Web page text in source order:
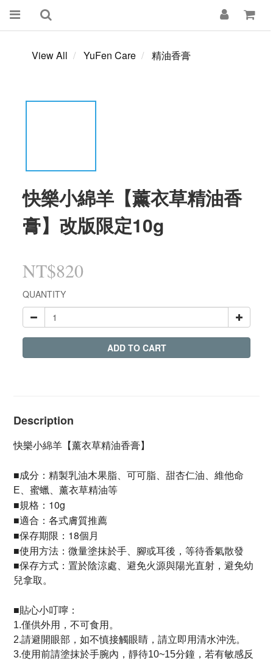
View All YuFen Care 精油香膏
快樂小綿羊【薰衣草精油香
膏】改版限定10g
NT$820
QUANTITY
ADD TO CART
Description
快樂小綿羊【薰衣草精油香膏】
■成分： 精製乳油木果脂、可可脂、 甜杏仁油
維他命
E
蜜蠟、薰衣草精油等
■規格：10g
■適合：各式膚質推薦
■保存期限：18個月
■使用方法： 微量塗抹於手、腳或耳後，等待香氣散發
■保存方式：置於陰涼處、避免火源與陽光直射，避免幼
兒拿取。
■貼心小叮嚀：
1.僅供外用，不可食用。
2.請避開眼部，如不慎接觸眼睛，請立即用清水沖洗。
3.使用前請塗抹於手腕內，靜待10~15分鐘，若有敏感反